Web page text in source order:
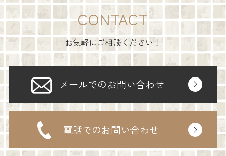
CONTACT
お気軽にご相談ください！
メールでのお問い合わせ
電話でのお問い合わせ